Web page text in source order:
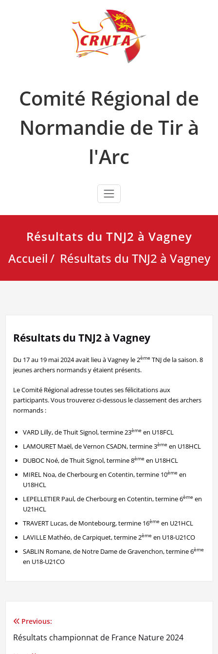
Comité Régional de
Normandie de Tir à
l'Arc
Résultats du TNJ2 à Vagney
Accueil
Résultats du TNJ2 à Vagney
Résultats du TNJ2 à Vagney
Du 17 au 19 mai 2024 avait lieu à Vagney le 2ème TNJ de la saison. 8
jeunes archers normands y étaient présents.
Le Comité Régional adresse toutes ses félicitations aux
participants. Vous trouverez ci-dessous le classement des archers
normands :
VARD Lilly, de Thuit Signol, termine 23ème en U18FCL
LAMOURET Maël, de Vernon CSADN, termine 3ème en U18HCL
DUBOC Noé, de Thuit Signol, termine 8ème en U18HCL
MIREL Noa, de Cherbourg en Cotentin, termine 10ème en
U18HCL
LEPELLETIER Paul, de Cherbourg en Cotentin, termine 6ème en
U21HCL
TRAVERT Lucas, de Montebourg, termine 16ème en U21HCL
LAVILLE Mathéo, de Carpiquet, termine 2ème en U18-U21CO
SABLIN Romane, de Notre Dame de Gravenchon, termine 6ème
en U18-U21CO
Navigation
de
Previous:
Résultats championnat de France Nature 2024